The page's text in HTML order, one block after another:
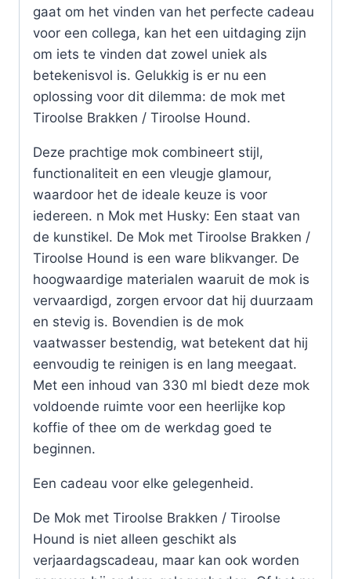
gaat om het vinden van het perfecte cadeau
voor een collega, kan het een uitdaging zijn
om iets te vinden dat zowel uniek als
betekenisvol is. Gelukkig is er nu een
oplossing voor dit dilemma: de mok met
Tiroolse Brakken / Tiroolse Hound.
Deze prachtige mok combineert stijl,
functionaliteit en een vleugje glamour,
waardoor het de ideale keuze is voor
iedereen. n Mok met Husky: Een staat van
de kunstikel. De Mok met Tiroolse Brakken /
Tiroolse Hound is een ware blikvanger. De
hoogwaardige materialen waaruit de mok is
vervaardigd, zorgen ervoor dat hij duurzaam
en stevig is. Bovendien is de mok
vaatwasser bestendig, wat betekent dat hij
eenvoudig te reinigen is en lang meegaat.
Met een inhoud van 330 ml biedt deze mok
voldoende ruimte voor een heerlijke kop
koffie of thee om de werkdag goed te
beginnen.
Een cadeau voor elke gelegenheid.
De Mok met Tiroolse Brakken / Tiroolse
Hound is niet alleen geschikt als
verjaardagscadeau, maar kan ook worden